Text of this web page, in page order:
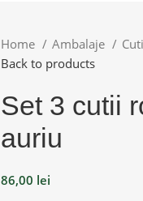
Home Ambalaje
Back to products
Set 3 cutii
auriu
86,00 lei